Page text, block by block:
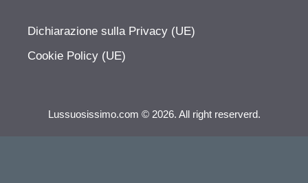
Dichiarazione sulla Privacy (UE)
Cookie Policy (UE)
Lussuosissimo.com © 2026. All right reserverd.